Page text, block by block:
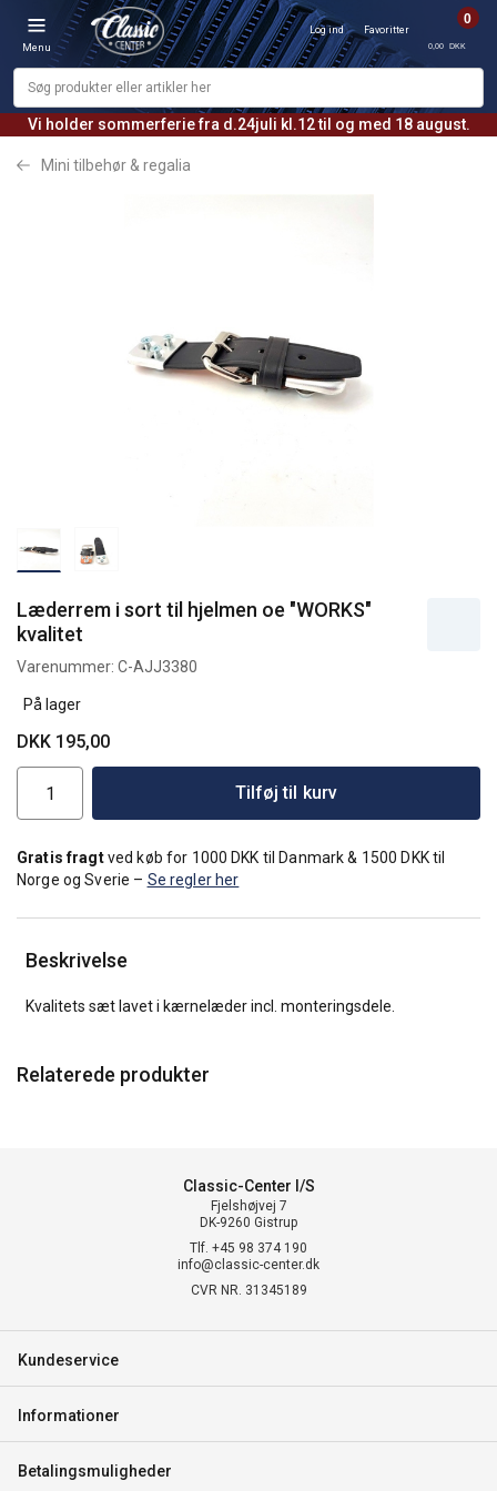
Vi holder sommerferie fra d.24juli kl.12 til og med 18 august.
Menu
Log ind Favoritter
0
0,00 DKK
Mini tilbehør & regalia
Læderrem i sort til hjelmen oe "WORKS"
kvalitet
Varenummer: C-AJJ3380
På lager
DKK 195,00
Tilføj til kurv
Gratis fragtved køb for 1000 DKK til Danmark & 1500 DKK til
Norge og Sverie – Se regler her
Beskrivelse
Kvalitets sæt lavet i kærnelæder incl. monteringsdele.
Relaterede produkter
Classic-Center I/S
Fjelshøjvej 7
DK-9260 Gistrup
Tlf. +45 98 374 190
info@classic-center.dk
CVR NR. 31345189
Kundeservice
Informationer
Betalingsmuligheder